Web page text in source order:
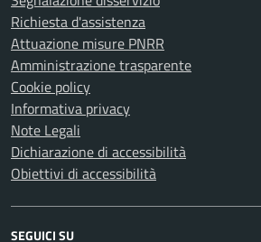
Richiesta d'assistenza
Attuazione misure PNRR
Amministrazione trasparente
Cookie policy
Informativa privacy
Note Legali
Dichiarazione di accessibilità
Obiettivi di accessibilità
SEGUICI SU